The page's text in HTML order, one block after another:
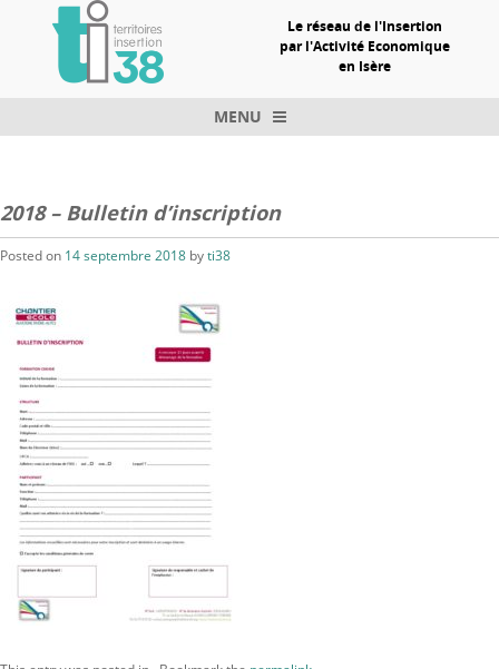
Le réseau de l'Insertion
par l'Activité Economique
en Isère
MENU
2018 – Bulletin d’inscription
Posted on 14 septembre 2018 byti38